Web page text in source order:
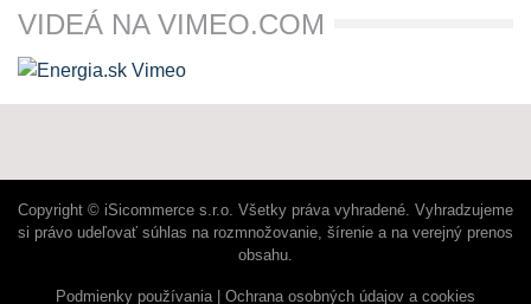
VIDEÁ NA VIMEO.COM
Copyright © iSicommerce s.r.o. Všetky práva vyhradené. Vyhradzujeme
si právo udeľovať súhlas na rozmnožovanie, šírenie a na verejný prenos
obsahu.
Podmienky používania Ochrana osobných údajov a cookies